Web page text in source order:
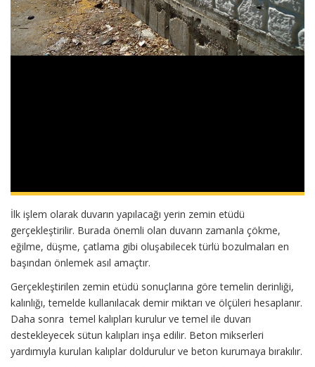
İlk işlem olarak duvarın yapılacağı yerin zemin etüdü
gerçekleştirilir. Burada önemli olan duvarın zamanla çökme,
eğilme, düşme, çatlama gibi oluşabilecek türlü bozulmaları en
başından önlemek asıl amaçtır.
Gerçekleştirilen zemin etüdü sonuçlarına göre temelin derinliği,
kalınlığı, temelde kullanılacak demir miktarı ve ölçüleri hesaplanır.
Daha sonra temel kalıpları kurulur ve temel ile duvarı
destekleyecek sütun kalıpları inşa edilir. Beton mikserleri
yardımıyla kurulan kalıplar doldurulur ve beton kurumaya bırakılır.